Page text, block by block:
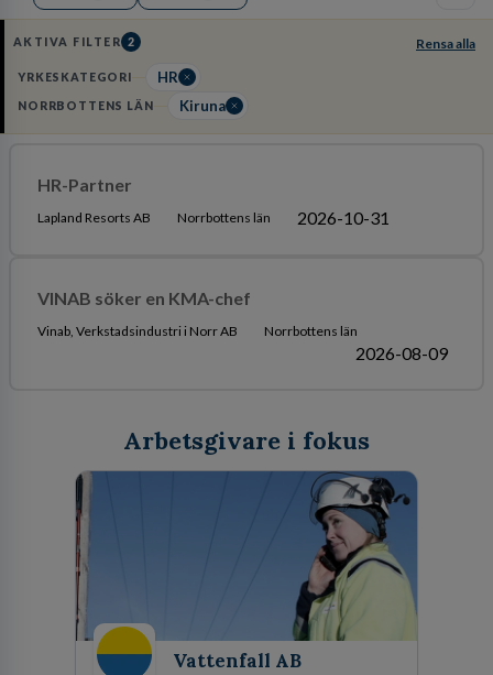
AKTIVA FILTER 2 Rensa alla
YRKESKATEGORI HR
NORRBOTTENS LÄN Kiruna
HR-Partner
Lapland Resorts AB Norrbottens län 2026-10-31
VINAB söker en KMA-chef
Vinab, Verkstadsindustri i Norr AB Norrbottens län
2026-08-09
Arbetsgivare i fokus
Vattenfall AB